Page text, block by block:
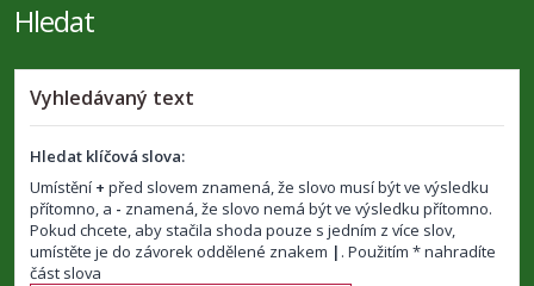
Hledat
Vyhledávaný text
Hledat klíčová slova:
Umístění + před slovem znamená, že slovo musí být ve výsledku
přítomno, a - znamená, že slovo nemá být ve výsledku přítomno.
Pokud chcete, aby stačila shoda pouze s jedním z více slov,
umístěte je do závorek oddělené znakem | . Použitím * nahradíte
část slova